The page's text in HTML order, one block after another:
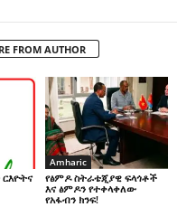
FROM AUTHOR
Amharic
የፅምዶ ስትራቴጂያዊ ፍላጎቶች
እና ፅምዶን የተቀላቀለው
የአፋብን ክንፍ!